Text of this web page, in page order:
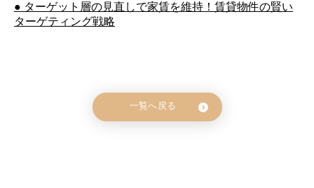
● ターゲット層の見直しで家賃を維持！賃貸物件の賢い
ターゲティング戦略
一覧へ戻る